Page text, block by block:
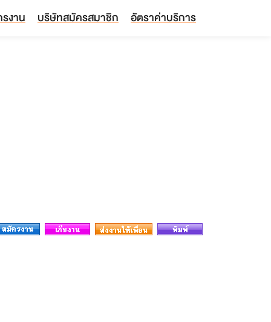
งาน บริษัทสมัครสมาชิก อัตราค่าบริการ